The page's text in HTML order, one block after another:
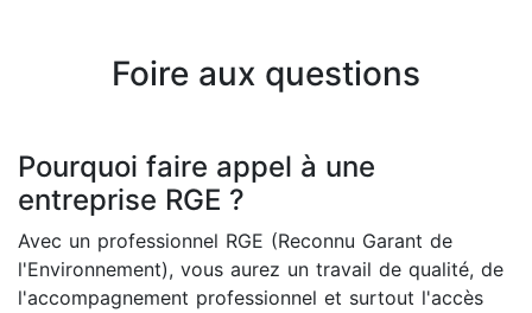
Foire aux questions
Pourquoi faire appel à une
entreprise RGE ?
Avec un professionnel RGE (Reconnu Garant de
l'Environnement), vous aurez un travail de qualité, de
l'accompagnement professionnel et surtout l'accès